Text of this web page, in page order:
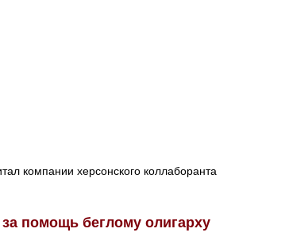
компании херсонского коллаборанта
помощь беглому олигарху